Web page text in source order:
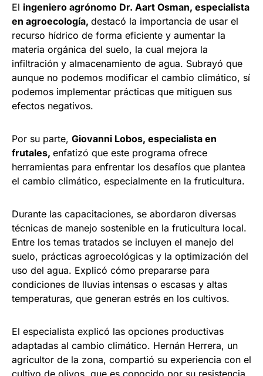
El ingeniero agrónomo Dr. Aart Osman, especialista
en agroecología, destacó la importancia de usar el
recurso hídrico de forma eficiente y aumentar la
materia orgánica del suelo, la cual mejora la
infiltración y almacenamiento de agua. Subrayó que
aunque no podemos modificar el cambio climático, sí
podemos implementar prácticas que mitiguen sus
efectos negativos.
Por su parte, Giovanni Lobos, especialista en
frutales, enfatizó que este programa ofrece
herramientas para enfrentar los desafíos que plantea
el cambio climático, especialmente en la fruticultura.
Durante las capacitaciones, se abordaron diversas
técnicas de manejo sostenible en la fruticultura local.
Entre los temas tratados se incluyen el manejo del
suelo, prácticas agroecológicas y la optimización del
uso del agua. Explicó cómo prepararse para
condiciones de lluvias intensas o escasas y altas
temperaturas, que generan estrés en los cultivos.
El especialista explicó las opciones productivas
adaptadas al cambio climático. Hernán Herrera, un
agricultor de la zona, compartió su experiencia con el
cultivo de olivos, que es conocido por su resistencia